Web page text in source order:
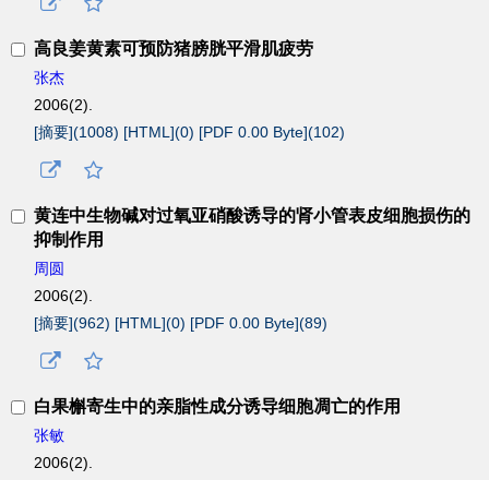
高良姜黄素可预防猪膀胱平滑肌疲劳
张杰
2006(2).
[摘要](1008) [HTML](0) [PDF 0.00 Byte](102)
黄连中生物碱对过氧亚硝酸诱导的肾小管表皮细胞损伤的
抑制作用
周圆
2006(2).
[摘要](962) [HTML](0) [PDF 0.00 Byte](89)
白果槲寄生中的亲脂性成分诱导细胞凋亡的作用
张敏
2006(2).